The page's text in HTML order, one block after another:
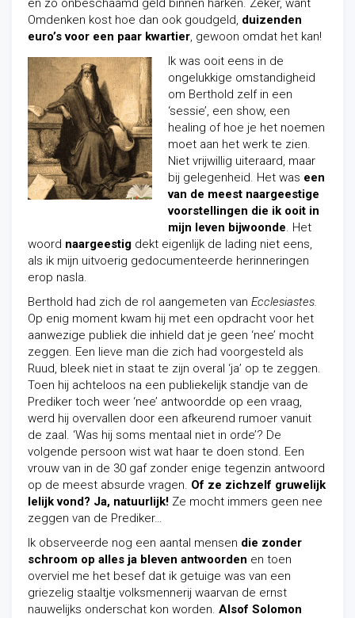
en zo onbeschaamd geld binnen harken. Zeker, want
Omdenken kost hoe dan ook goudgeld, duizenden
euro’s voor een paar kwartier, gewoon omdat het kan!
Ik was ooit eens in de
ongelukkige omstandigheid
om Berthold zelf in een
‘sessie’, een show, een
healing of hoe je het noemen
moet aan het werk te zien.
Niet vrijwillig uiteraard, maar
bij gelegenheid. Het was een
van de meest naargeestige
voorstellingen die ik ooit in
mijn leven bijwoonde. Het
woord naargeestig dekt eigenlijk de lading niet eens,
als ik mijn uitvoerig gedocumenteerde herinneringen
erop nasla.
Berthold had zich de rol aangemeten van Ecclesiastes.
Op enig moment kwam hij met een opdracht voor het
aanwezige publiek die inhield dat je geen ‘nee’ mocht
zeggen. Een lieve man die zich had voorgesteld als
Ruud, bleek niet in staat te zijn overal ‘ja’ op te zeggen.
Toen hij achteloos na een publiekelijk standje van de
Prediker toch weer ‘nee’ antwoordde op een vraag,
werd hij overvallen door een afkeurend rumoer vanuit
de zaal. ‘Was hij soms mentaal niet in orde’? De
volgende persoon wist wat haar te doen stond. Een
vrouw van in de 30 gaf zonder enige tegenzin antwoord
op de meest absurde vragen. Of ze zichzelf gruwelijk
lelijk vond? Ja, natuurlijk! Ze mocht immers geen nee
zeggen van de Prediker…
Ik observeerde nog een aantal mensen die zonder
schroom op alles ja bleven antwoorden en toen
overviel me het besef dat ik getuige was van een
griezelig staaltje volksmennerij waarvan de ernst
nauwelijks onderschat kon worden. Alsof Solomon